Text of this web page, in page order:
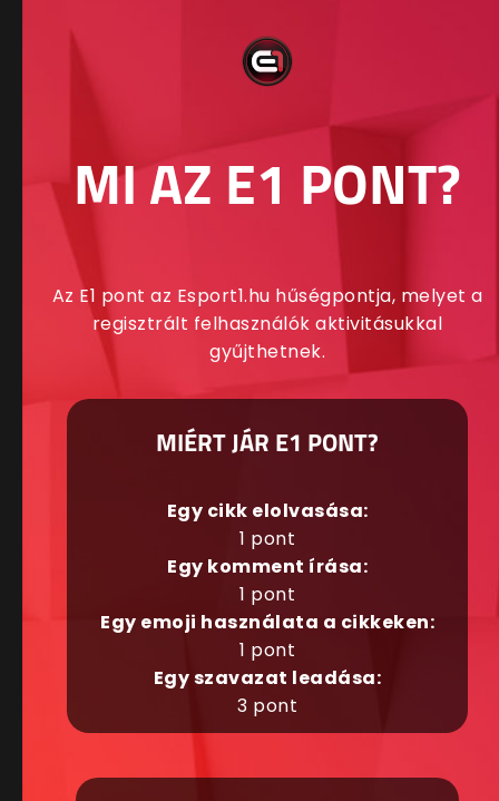
MI AZ E1 PONT?
Az E1 pont az Esport1.hu hűségpontja, melyet a
regisztrált felhasználók aktivitásukkal
gyűjthetnek.
MIÉRT JÁR E1 PONT?
Egy cikk elolvasása:
1 pont
Egy komment írása:
1 pont
Egy emoji használata a cikkeken:
1 pont
Egy szavazat leadása:
3 pont